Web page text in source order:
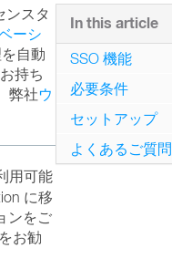
ンスタ
ーシ
自動
持ち
弊社ウ
用可能
に移
ンをご
お勧
In this article
SSO 機能
必要条件
セットアップ
よくあるご質問